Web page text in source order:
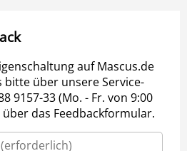
auf Mascus.de
bitte über unsere Service-
9157-33 (Mo. - Fr. von 9:00
das Feedbackformular.